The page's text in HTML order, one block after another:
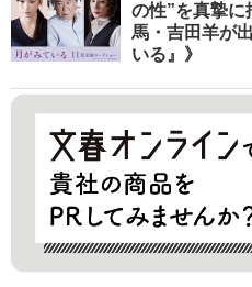
の性”を真摯に
馬・吉田羊が
いる』》